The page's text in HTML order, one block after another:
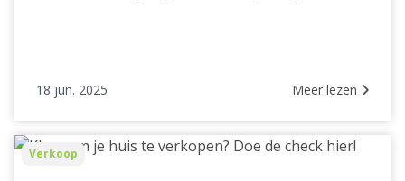
18 jun. 2025 Meer lezen
KlaarVerkoop